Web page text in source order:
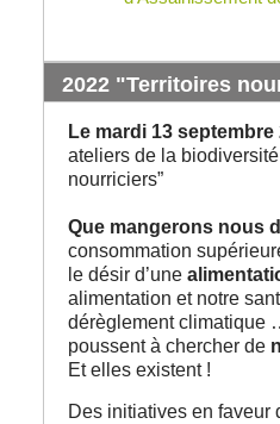
2022 "Territoires
Le mardi 13 septembre
ateliers de la
nourriciers”
Que mangerons nous
consommation
le désir d’une
alimentation et notre
dérèglement climatique
poussent à chercher de
Et elles existent !
Des initiatives en faveur